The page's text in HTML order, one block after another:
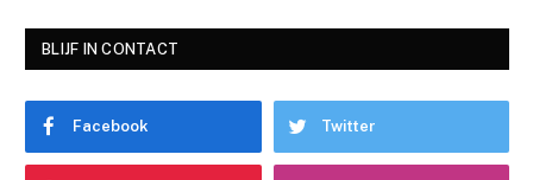
BLIJF IN CONTACT
Facebook Twitter